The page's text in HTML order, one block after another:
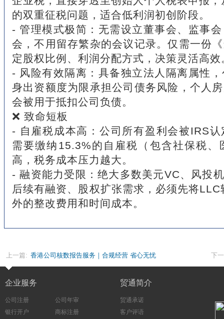
的双重征税问题，适合低利润初创阶段。
- 管理模式极简：无需设立董事会、监事
会，不用留存繁杂的会议记录。仅需一份
定股权比例、利润分配方式，决策灵活高效
- 风险有效隔离：具备独立法人隔离属性
身出资额度为限承担公司债务风险，个人
会被用于抵扣公司负债。
❌ 致命短板
- 自雇税成本高：公司所有盈利会被IRS
需要缴纳15.3%的自雇税（包含社保税、
高，税务成本压力越大。
- 融资能力受限：绝大多数美元VC、风投
后续有融资、股权扩张需求，必须先将
外的整改费用和时间成本。
上一篇: 香港公司核数报告服务｜合规经营 省心无忧 下
企业服务
公司注册
公司年审
银行开户
商标注册
贸通简介
贸通承诺
客户评语